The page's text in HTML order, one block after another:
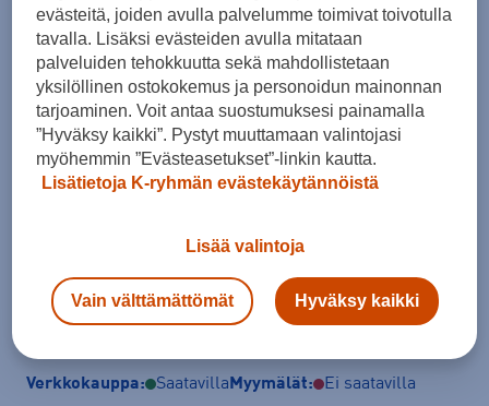
Koko
36,5 37 37,5 38 38,5 39
40 40,5
Kokotaulukko
Lisää ostoskoriin
Verkkokauppa: Saatavilla Myymälät: Ei saatavilla
evästeitä, joiden avulla palvelumme toimivat toivotulla
tavalla. Lisäksi evästeiden avulla mitataan
palveluiden tehokkuutta sekä mahdollistetaan
yksilöllinen ostokokemus ja personoidun mainonnan
tarjoaminen. Voit antaa suostumuksesi painamalla
”Hyväksy kaikki”. Pystyt muuttamaan valintojasi
myöhemmin ”Evästeasetukset”-linkin kautta.
Lisätietoja K-ryhmän evästekäytännöistä
Lisää valintoja
Vain välttämättömät Hyväksy kaikki